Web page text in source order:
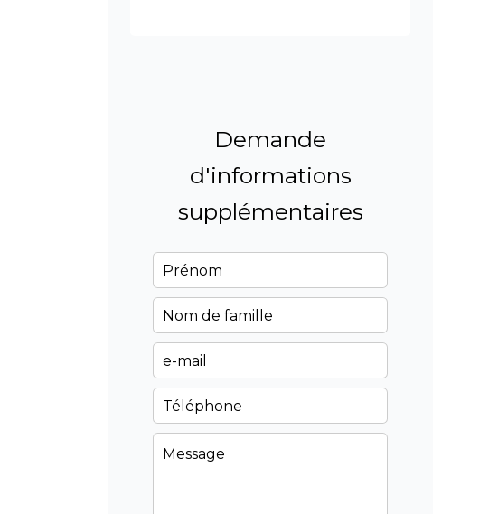
Demande
d'informations
supplémentaires